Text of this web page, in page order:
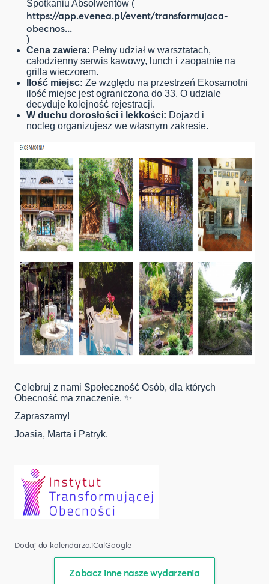
Spotkaniu Absolwentów (
https://app.evenea.pl/event/transformujaca-
obecnos...
)
Cena zawiera: Pełny udział w warsztatach,
całodzienny serwis kawowy, lunch i zaopatnie na
grilla wieczorem.
Ilość miejsc: Ze względu na przestrzeń Ekosamotni
ilość miejsc jest ograniczona do 33. O udziale
decyduje kolejność rejestracji.
W duchu dorosłości i lekkości: Dojazd i
nocleg organizujesz we własnym zakresie.
Celebruj z nami Społeczność Osób, dla których
Obecność ma znaczenie. ✨
Zapraszamy!
Joasia, Marta i Patryk.
Dodaj do kalendarza:iCalGoogle
Zobacz inne nasze wydarzenia